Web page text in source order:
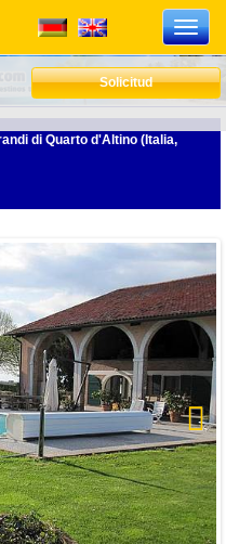
di Quarto d'Altino (Italia,
Solicitud
Next